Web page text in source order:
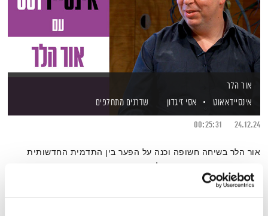
אור הלר
אינסיידאאוט
אסי זיגדון שדרנים מתחלפים
24.12.24
00:25:31
אור הלר בשיחה חשופה וכנה על הפער בין התדמית החדשותית
המעונבת והמנוסחת היטב לבין הרגעים בהם נשבר מבפנים בעקבות
מחירי המלחמה. על הקשר בין עולם העיתונות למוסיקה, למה הוא
אודיו